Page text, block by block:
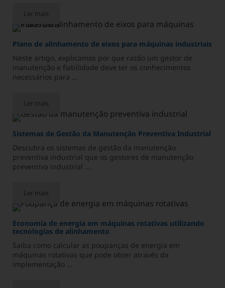
Ler mais
Previsão de falhas de bombas centrífugas com sistema de
Plano de alinhamento de eixos para máquinas industriais
Neste artigo, explicamos por que razão um gestor de
manutenção e fiabilidade deve ter os conhecimentos
necessários para ...
Ler mais
Plano de alinhamento de eixos para máquinas industriais
Sistemas de Gestão da Manutenção Preventiva Industrial
Descubra os sistemas de gestão da manutenção
preventiva industrial que os gestores de manutenção
preventiva industrial ...
Ler mais
Sistemas de Gestão da Manutenção Preventiva Industrial
Economia de energia em máquinas rotativas utilizando
tecnologias de alinhamento
Saiba como calcular as poupanças de energia em
máquinas rotativas que pode obter através da
implementação ...